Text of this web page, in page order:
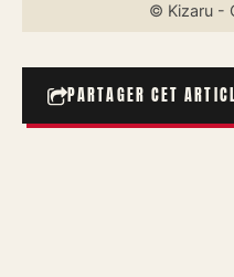
© Kizaru -
PARTAGER CET